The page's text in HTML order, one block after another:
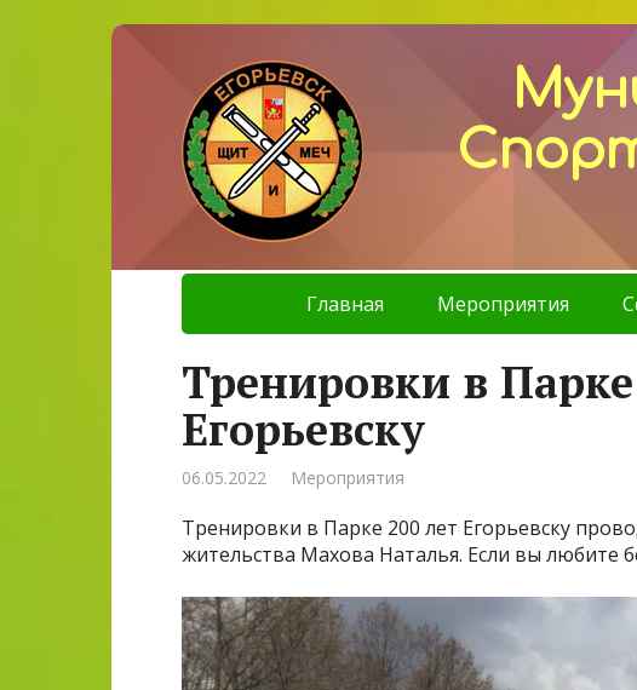
Главная Мероприятия
Тренировки в Парке
Егорьевску
06.05.2022 Мероприятия
Тренировки в Парке 200 лет Егорьевску
жительства Махова Наталья. Если вы любите